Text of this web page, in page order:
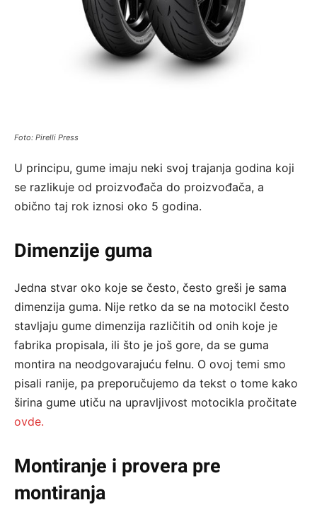
Foto: Pirelli Press
U principu, gume imaju neki svoj trajanja godina koji
se razlikuje od proizvođača do proizvođača, a
obično taj rok iznosi oko 5 godina.
Dimenzije guma
Jedna stvar oko koje se često, često greši je sama
dimenzija guma. Nije retko da se na motocikl često
stavljaju gume dimenzija različitih od onih koje je
fabrika propisala, ili što je još gore, da se guma
montira na neodgovarajuću felnu. O ovoj temi smo
pisali ranije, pa preporučujemo da tekst o tome kako
širina gume utiču na upravljivost motocikla pročitate
ovde.
Montiranje i provera pre
montiranja